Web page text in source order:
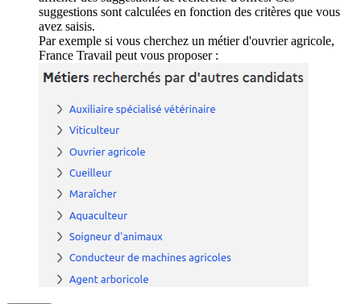
suggestions sont calculées en fonction des critères que vous
avez saisis.
Par exemple si vous cherchez un métier d'ouvrier agricole,
France Travail peut vous proposer :